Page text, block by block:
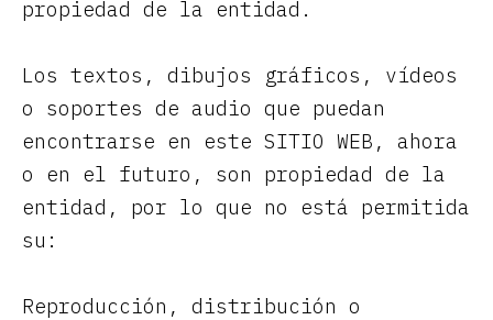
propiedad de la entidad.
Los textos, dibujos gráficos, vídeos
o soportes de audio que puedan
encontrarse en este SITIO WEB, ahora
o en el futuro, son propiedad de la
entidad, por lo que no está permitida
su:
Reproducción, distribución o